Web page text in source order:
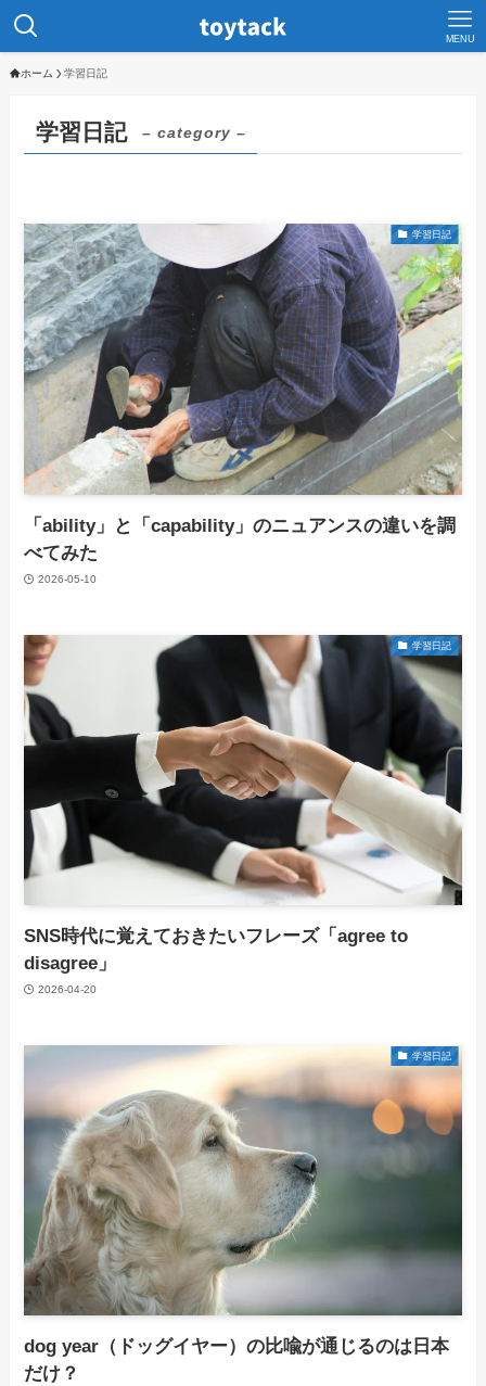
MENU
ホーム 学習日記
学習日記 – category –
学習日記
「ability」と「capability」のニュアンスの違いを調
べてみた
2026-05-10
学習日記
SNS時代に覚えておきたいフレーズ「agree to
disagree」
2026-04-20
学習日記
dog year（ドッグイヤー）の比喩が通じるのは日本
だけ？